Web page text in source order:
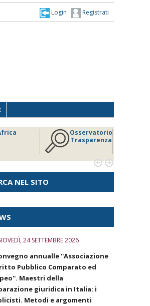
Registrati
Login
Osservatorio
Trasparenza
 
NEL SITO
24 SETTEMBRE 2026
annualle ''Associazione
Pubblico Comparato ed
Maestri della
giuridica in Italia: i
Metodi e argomenti